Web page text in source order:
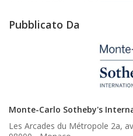
Pubblicato Da
Monte-Carlo Sotheby's
Les Arcades du Métropole 2a,